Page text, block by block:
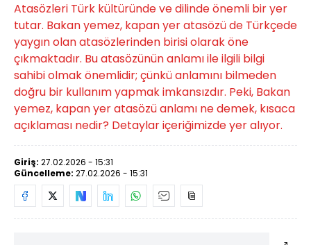
Atasözleri Türk kültüründe ve dilinde önemli bir yer
tutar. Bakan yemez, kapan yer atasözü de Türkçede
yaygın olan atasözlerinden birisi olarak öne
çıkmaktadır. Bu atasözünün anlamı ile ilgili bilgi
sahibi olmak önemlidir; çünkü anlamını bilmeden
doğru bir kullanım yapmak imkansızdır. Peki, Bakan
yemez, kapan yer atasözü anlamı ne demek, kısaca
açıklaması nedir? Detaylar içeriğimizde yer alıyor.
Giriş: 27.02.2026 - 15:31
Güncelleme: 27.02.2026 - 15:31